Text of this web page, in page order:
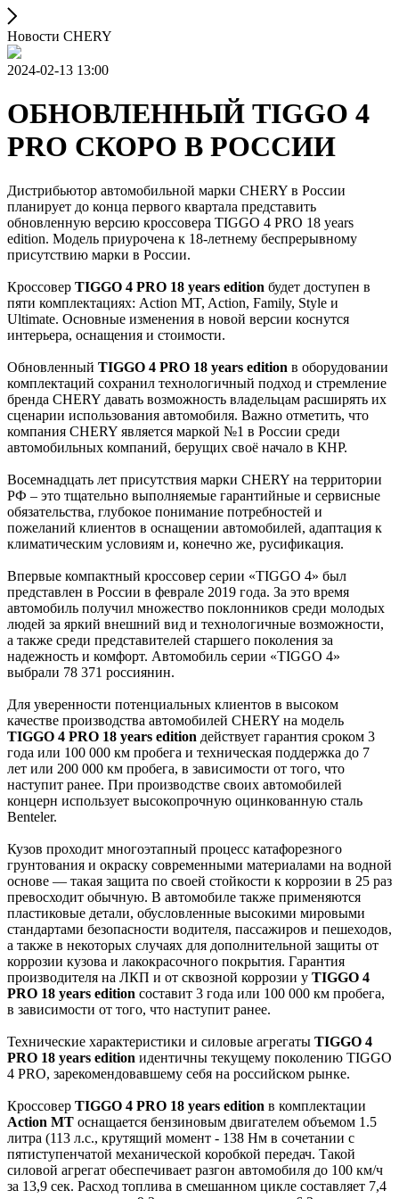
Новости CHERY
2024-02-13 13:00
ОБНОВЛЕННЫЙ TIGGO 4
PRO СКОРО В РОССИИ
Дистрибьютор автомобильной марки CHERY в России
планирует до конца первого квартала представить
обновленную версию кроссовера TIGGO 4 PRO 18 years
edition. Модель приурочена к 18-летнему беспрерывному
присутствию марки в России.
Кроссовер TIGGO 4 PRO 18 years edition будет доступен в
пяти комплектациях: Action MT, Action, Family, Style и
Ultimate. Основные изменения в новой версии коснутся
интерьера, оснащения и стоимости.
Обновленный TIGGO 4 PRO 18 years edition в оборудовании
комплектаций сохранил технологичный подход и стремление
бренда CHERY давать возможность владельцам расширять их
сценарии использования автомобиля. Важно отметить, что
компания CHERY является маркой №1 в России среди
автомобильных компаний, берущих своё начало в КНР.
Восемнадцать лет присутствия марки CHERY на территории
РФ – это тщательно выполняемые гарантийные и сервисные
обязательства, глубокое понимание потребностей и
пожеланий клиентов в оснащении автомобилей, адаптация к
климатическим условиям и, конечно же, русификация.
Впервые компактный кроссовер серии «TIGGO 4» был
представлен в России в феврале 2019 года. За это время
автомобиль получил множество поклонников среди молодых
людей за яркий внешний вид и технологичные возможности,
а также среди представителей старшего поколения за
надежность и комфорт. Автомобиль серии «TIGGO 4»
выбрали 78 371 россиянин.
Для уверенности потенциальных клиентов в высоком
качестве производства автомобилей CHERY на модель
TIGGO 4 PRO 18 years edition действует гарантия сроком 3
года или 100 000 км пробега и техническая поддержка до 7
лет или 200 000 км пробега, в зависимости от того, что
наступит ранее. При производстве своих автомобилей
концерн использует высокопрочную оцинкованную сталь
Benteler.
Кузов проходит многоэтапный процесс катафорезного
грунтования и окраску современными материалами на водной
основе — такая защита по своей стойкости к коррозии в 25 раз
превосходит обычную. В автомобиле также применяются
пластиковые детали, обусловленные высокими мировыми
стандартами безопасности водителя, пассажиров и пешеходов,
а также в некоторых случаях для дополнительной защиты от
коррозии кузова и лакокрасочного покрытия. Гарантия
производителя на ЛКП и от сквозной коррозии у TIGGO 4
PRO 18 years edition составит 3 года или 100 000 км пробега,
в зависимости от того, что наступит ранее.
Технические характеристики и силовые агрегаты TIGGO 4
PRO 18 years edition идентичны текущему поколению TIGGO
4 PRO, зарекомендовавшему себя на российском рынке.
Кроссовер TIGGO 4 PRO 18 years edition в комплектации
Action MT оснащается бензиновым двигателем объемом 1.5
литра (113 л.c., крутящий момент - 138 Нм в сочетании с
пятиступенчатой механической коробкой передач. Такой
силовой агрегат обеспечивает разгон автомобиля до 100 км/ч
за 13,9 сек. Расход топлива в смешанном цикле составляет 7,4